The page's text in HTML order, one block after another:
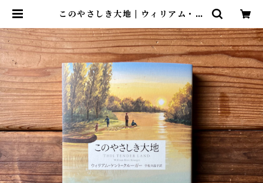
このやさしき大地 | ウィリアム・ケ
訳) | 尾鷲市九鬼町 漁村の本屋 トン
ガ坂文庫